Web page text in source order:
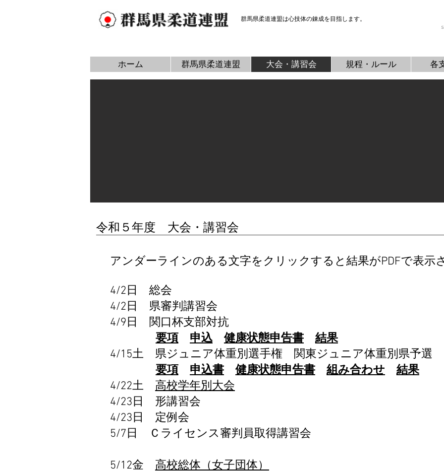
群馬県柔道連盟は心技体の錬成を目指します。
ホーム 群馬県柔道連盟 大会・講習会 規程・ルール 各
令和５年度 大会・講習会
アンダーラインのある文字をクリックすると結果がPDFで表示
4/2日 総会
4/2日 県審判講習会
4/9日 関口杯支部対抗
要項
申込 健康状態申告書
結果
4/15土 県ジュニア体重別選手権 関東ジュニア体重別県予選
要項 申込書 健康状態申告書 組み合わせ
結果
4/22土 高校学年別大会
4/23日 形講習会
4/23日 定例会
5/7日 Ｃライセンス審判員取得講習会
5/12金 高校総体（女子団体）